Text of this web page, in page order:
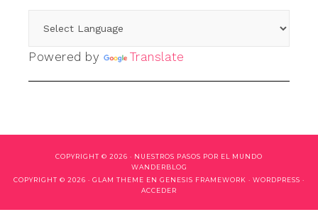
Powered by Translate
COPYRIGHT © 2026 · NUESTROS PASOS POR EL MUNDO
WANDERBLOG
COPYRIGHT © 2026 · GLAM THEME EN GENESIS FRAMEWORK · WORDPRESS ·
ACCEDER